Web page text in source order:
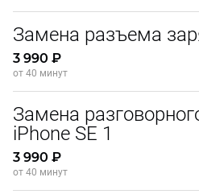
Замена разъема
3 990 ₽
от 40 минут
Замена
iPhone SE 1
3 990 ₽
от 40 минут